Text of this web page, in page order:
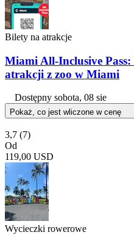
Bilety na atrakcje
Miami All-Inclusive
atrakcji z zoo w Miami
Dostępny sobota, 08 sie
Pokaż, co jest wliczone w cenę
3,7 (7)
Od
119,00 USD
Wycieczki rowerowe